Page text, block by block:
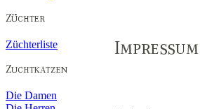
Züchterliste
Die Damen